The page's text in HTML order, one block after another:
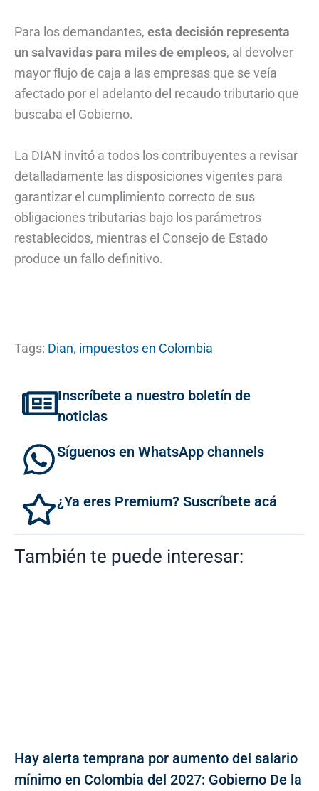
Para los demandantes, esta decisión representa
un salvavidas para miles de empleos, al devolver
mayor flujo de caja a las empresas que se veía
afectado por el adelanto del recaudo tributario que
buscaba el Gobierno.
La DIAN invitó a todos los contribuyentes a revisar
detalladamente las disposiciones vigentes para
garantizar el cumplimiento correcto de sus
obligaciones tributarias bajo los parámetros
restablecidos, mientras el Consejo de Estado
produce un fallo definitivo.
Tags: Dian, impuestos en Colombia
Inscríbete a nuestro boletín de
noticias
Síguenos en WhatsApp channels
¿Ya eres Premium? Suscríbete acá
También te puede interesar:
Hay alerta temprana por aumento del salario
mínimo en Colombia del 2027: Gobierno De la